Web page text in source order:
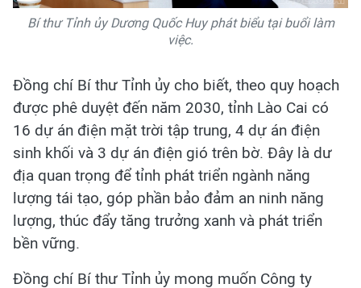
Bí thư Tỉnh ủy Dương Quốc Huy phát biểu tại buổi làm
việc.
Đồng chí Bí thư Tỉnh ủy cho biết, theo quy hoạch
được phê duyệt đến năm 2030, tỉnh Lào Cai có
16 dự án điện mặt trời tập trung, 4 dự án điện
sinh khối và 3 dự án điện gió trên bờ. Đây là dư
địa quan trọng để tỉnh phát triển ngành năng
lượng tái tạo, góp phần bảo đảm an ninh năng
lượng, thúc đẩy tăng trưởng xanh và phát triển
bền vững.
Đồng chí Bí thư Tỉnh ủy mong muốn Công ty